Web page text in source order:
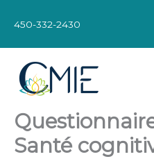
450-332-2430
Santé